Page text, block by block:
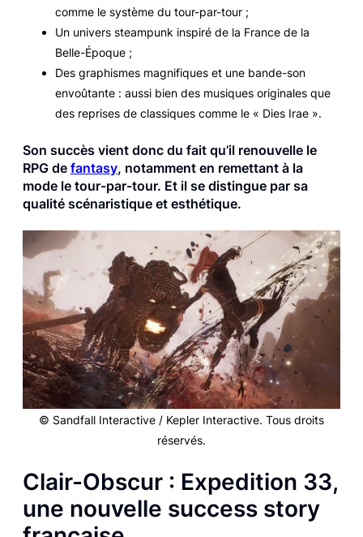
comme le système du tour-par-tour ;
Un univers steampunk inspiré de la France de la
Belle-Époque ;
Des graphismes magnifiques et une bande-son
envoûtante : aussi bien des musiques originales que
des reprises de classiques comme le « Dies Irae ».
Son succès vient donc du fait qu’il renouvelle le
RPG de fantasy, notamment en remettant à la
mode le tour-par-tour. Et il se distingue par sa
qualité scénaristique et esthétique.
© Sandfall Interactive / Kepler Interactive. Tous droits
réservés.
Clair-Obscur : Expedition 33,
une nouvelle success story